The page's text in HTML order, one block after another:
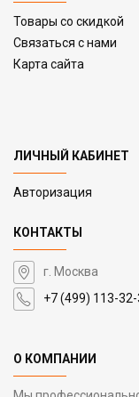
Товары со скидкой
Связаться с нами
Карта сайта
ЛИЧНЫЙ КАБИНЕТ
Авторизация
КОНТАКТЫ
г. Москва
+7 (499) 113-
О КОМПАНИИ